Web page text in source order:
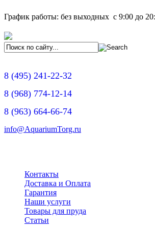
График работы: без выходных с 9:00 до
8 (495) 241-22-32
8 (968) 774-12-14
8 (963) 664-66-74
info@AquariumTorg.ru
Контакты
Доставка и Оплата
Гарантия
Наши услуги
Товары для пруда
Статьи